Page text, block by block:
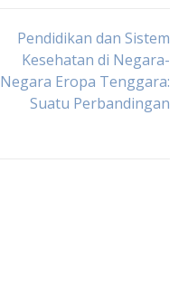
Pendidikan dan Sistem
Kesehatan di Negara-
Negara Eropa Tenggara:
Suatu Perbandingan